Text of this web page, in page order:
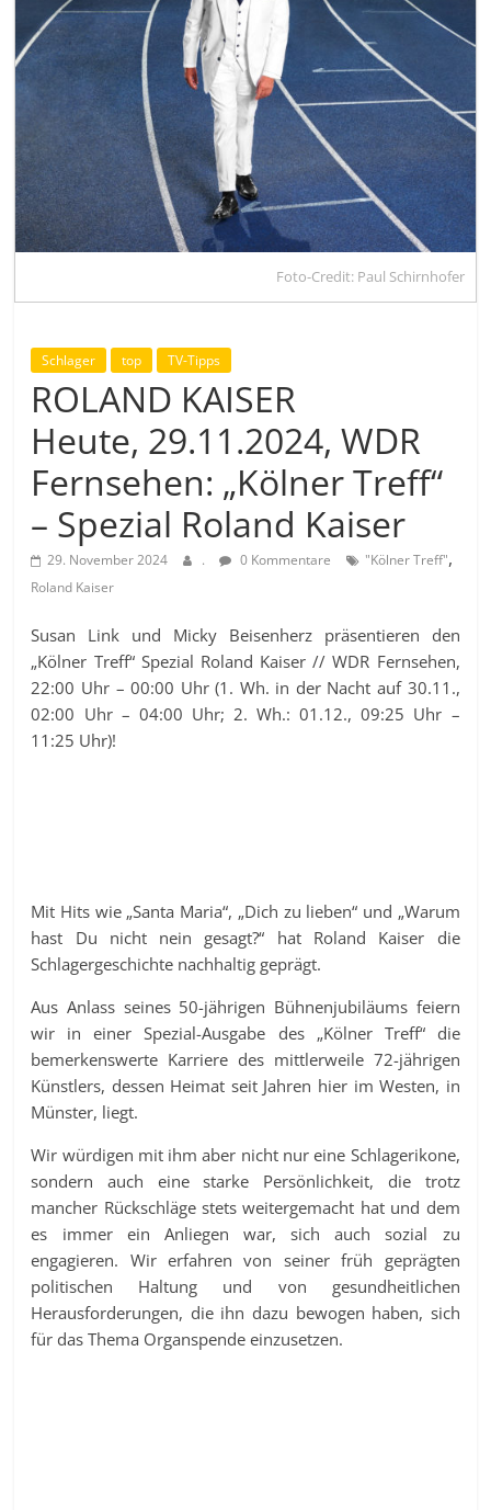
Foto-Credit: Paul Schirnhofer
Schlager top TV-Tipps
ROLAND KAISER
Heute, 29.11.2024, WDR
Fernsehen: „Kölner Treff“
– Spezial Roland Kaiser
29. November 2024 . 0 Kommentare "Kölner Treff",
Roland Kaiser
Susan Link und Micky Beisenherz präsentieren den
„Kölner Treff“ Spezial Roland Kaiser // WDR Fernsehen,
22:00 Uhr – 00:00 Uhr (1. Wh. in der Nacht auf 30.11.,
02:00 Uhr – 04:00 Uhr; 2. Wh.: 01.12., 09:25 Uhr –
11:25 Uhr)!
Mit Hits wie „Santa Maria“, „Dich zu lieben“ und „Warum
hast Du nicht nein gesagt?“ hat Roland Kaiser die
Schlagergeschichte nachhaltig geprägt.
Aus Anlass seines 50-jährigen Bühnenjubiläums feiern
wir in einer Spezial-Ausgabe des „Kölner Treff“ die
bemerkenswerte Karriere des mittlerweile 72-jährigen
Künstlers, dessen Heimat seit Jahren hier im Westen, in
Münster, liegt.
Wir würdigen mit ihm aber nicht nur eine Schlagerikone,
sondern auch eine starke Persönlichkeit, die trotz
mancher Rückschläge stets weitergemacht hat und dem
es immer ein Anliegen war, sich auch sozial zu
engagieren. Wir erfahren von seiner früh geprägten
politischen Haltung und von gesundheitlichen
Herausforderungen, die ihn dazu bewogen haben, sich
für das Thema Organspende einzusetzen.